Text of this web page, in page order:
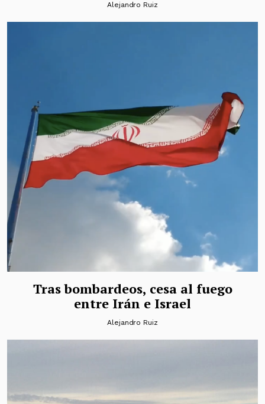
Alejandro Ruiz
Tras bombardeos, cesa al fuego
entre Irán e Israel
Alejandro Ruiz